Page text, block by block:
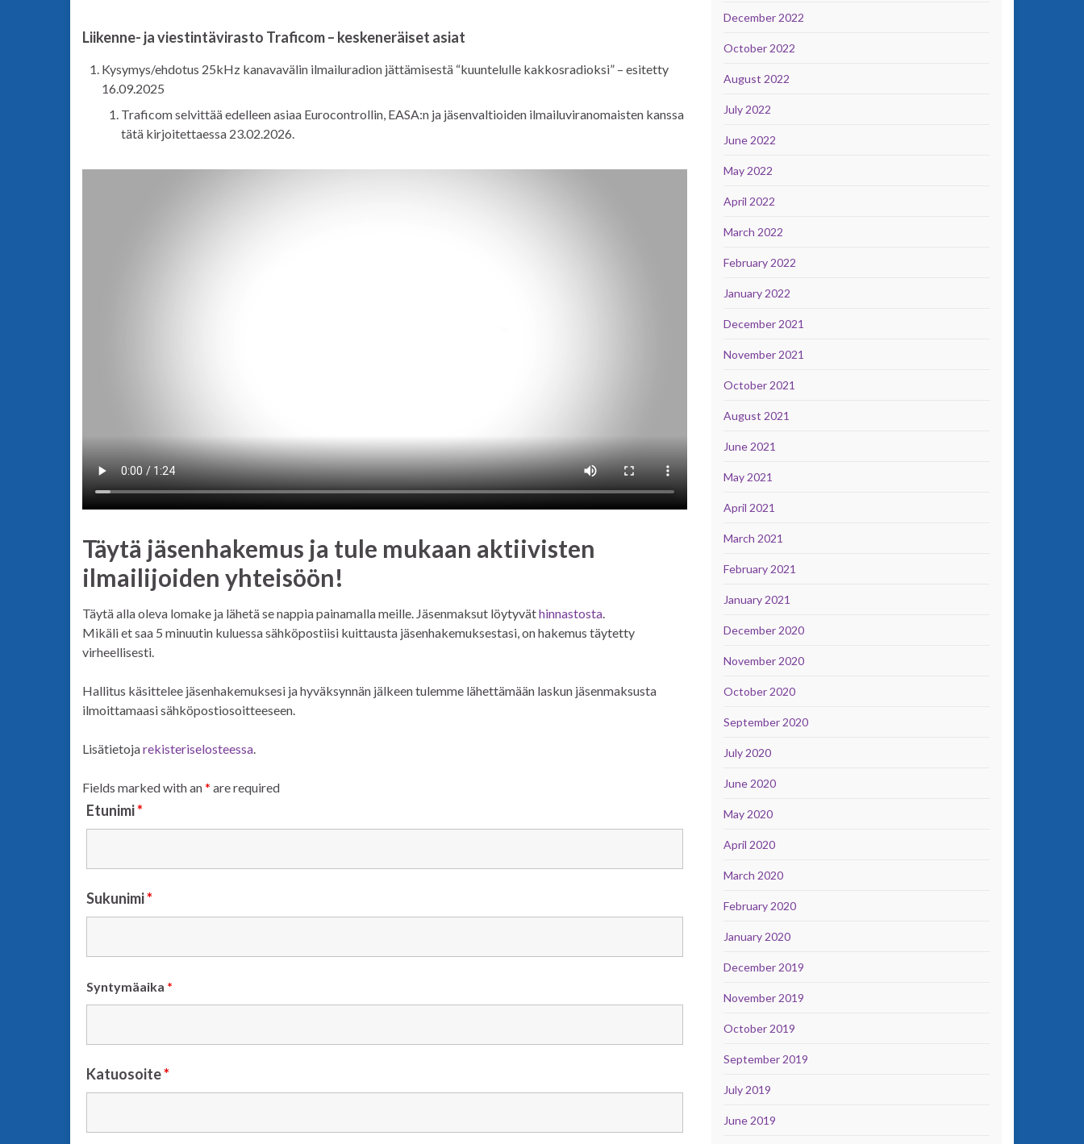
Liikenne- ja viestintävirasto Traficom – keskeneräiset asiat
Kysymys/ehdotus 25kHz kanavavälin ilmailuradion jättämisestä “kuuntelulle kakkosradioksi” – esitetty
16.09.2025
Traficom selvittää edelleen asiaa Eurocontrollin, EASA:n ja jäsenvaltioiden ilmailuviranomaisten kanssa
tätä kirjoitettaessa 23.02.2026.
Täytä jäsenhakemus ja tule mukaan aktiivisten
ilmailijoiden yhteisöön!
Täytä alla oleva lomake ja lähetä se nappia painamalla meille. Jäsenmaksut löytyväthinnastosta.
Mikäli et saa 5 minuutin kuluessa sähköpostiisi kuittausta jäsenhakemuksestasi, on hakemus täytetty
virheellisesti.
Hallitus käsittelee jäsenhakemuksesi ja hyväksynnän jälkeen tulemme lähettämään laskun jäsenmaksusta
ilmoittamaasi sähköpostiosoitteeseen.
Lisätietojarekisteriselosteessa.
Fields marked with an* are required
Etunimi*
Sukunimi*
Syntymäaika *
Katuosoite*
December 2022
October 2022
August 2022
July 2022
June 2022
May 2022
April 2022
March 2022
February 2022
January 2022
December 2021
November 2021
October 2021
August 2021
June 2021
May 2021
April 2021
March 2021
February 2021
January 2021
December 2020
November 2020
October 2020
September 2020
July 2020
June 2020
May 2020
April 2020
March 2020
February 2020
January 2020
December 2019
November 2019
October 2019
September 2019
July 2019
June 2019